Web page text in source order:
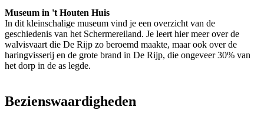
Museum in 't Houten Huis
In dit kleinschalige museum vind je een overzicht van de
geschiedenis van het Schermereiland. Je leert hier meer over de
walvisvaart die De Rijp zo beroemd maakte, maar ook over de
haringvisserij en de grote brand in De Rijp, die ongeveer 30% van
het dorp in de as legde.
Bezienswaardigheden